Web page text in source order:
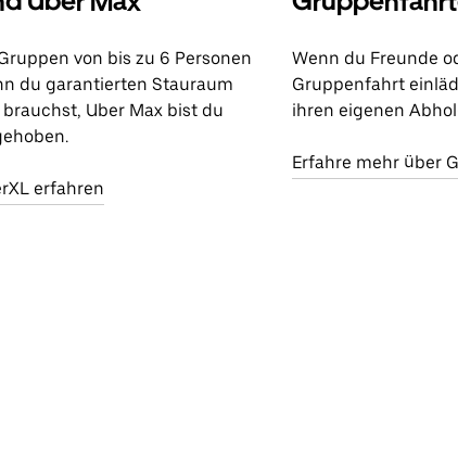
von bis zu 6 Personen
du garantierten Stauraum
Uber Max bist du
erfahren
Wenn du Freunde
Gruppenfahrt
ihren eigenen
Erfahre mehr über